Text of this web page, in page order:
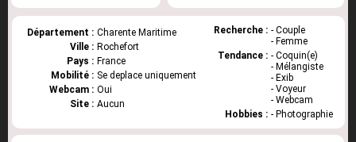
Département : Charente Maritime
Ville : Rochefort
Pays : France
Mobilité : Se deplace uniquement
Webcam : Oui
Site : Aucun
Recherche : - Couple
- Femme
Tendance : - Coquin(e)
- Mélangiste
- Exib
- Voyeur
- Webcam
Hobbies : - Photographie